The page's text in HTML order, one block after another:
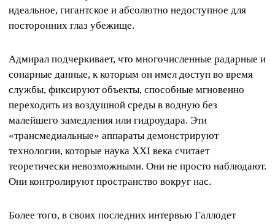
идеальное, гигантское и абсолютно недоступное для
посторонних глаз убежище.
Адмирал подчеркивает, что многочисленные радарные и
сонарные данные, к которым он имел доступ во время
службы, фиксируют объекты, способные мгновенно
переходить из воздушной среды в водную без
малейшего замедления или гидроудара. Эти
«трансмедиальные» аппараты демонстрируют
технологии, которые наука XXI века считает
теоретически невозможными. Они не просто наблюдают.
Они контролируют пространство вокруг нас.
Более того, в своих последних интервью Галлодет